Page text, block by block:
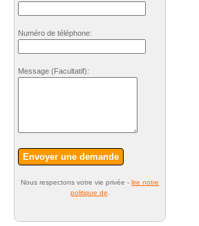
Numéro de téléphone:
Message (Facultatif):
Envoyer une demande
Nous respectons votre vie privée - lire notre
politique de.